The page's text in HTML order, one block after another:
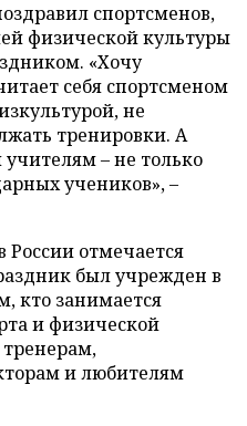
спортсменов,
физической культуры
«Хочу
себя спортсменом
не
тренировки. А
– не только
учеников», –
России отмечается
был учрежден в
кто занимается
и физической
и любителям